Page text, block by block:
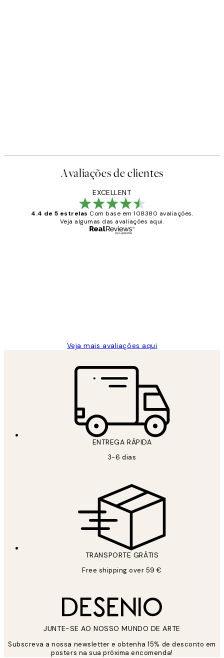
Avaliações de clientes
EXCELLENT
4.4 de 5 estrelas Com base em 108380 avaliações.
Veja algumas das avaliações aqui.
Veja mais avaliações aqui
ENTREGA RÁPIDA
3-6 dias
TRANSPORTE GRÁTIS
Free shipping over 59 €
JUNTE-SE AO NOSSO MUNDO DE ARTE
Subscreva a nossa newsletter e obtenha 15% de desconto em
posters na sua próxima encomenda!